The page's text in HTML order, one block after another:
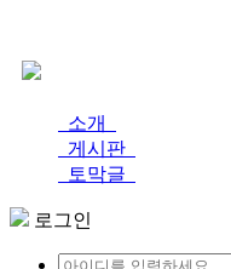
소개
게시판
토막글
로그인